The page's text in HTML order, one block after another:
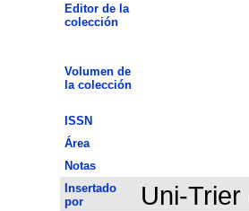
Editor de la
colección
Volumen de
la colección
ISSN
Área
Notas
Insertado
por
Uni-